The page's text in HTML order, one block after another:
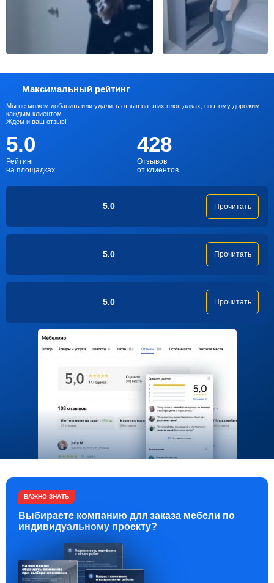
Максимальный рейтинг
Мы не можем добавить или удалить отзыв на этих площадках, поэтому дорожим
каждым клиентом.
Ждем и ваш отзыв!
5.0
Рейтинг
на площадках
428
Отзывов
от клиентов
5.0 Прочитать
5.0 Прочитать
5.0 Прочитать
ВАЖНО ЗНАТЬ
Выбираете компанию для заказа мебели по
индивидуальному проекту?